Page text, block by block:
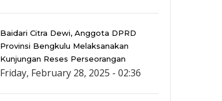
Baidari Citra Dewi, Anggota DPRD
Provinsi Bengkulu Melaksanakan
Kunjungan Reses Perseorangan
Friday, February 28, 2025 - 02:36